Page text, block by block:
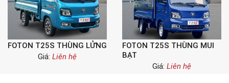
FOTON T25S THÙNG LỬNG
Giá: Liên hệ
FOTON T25S THÙNG MUI
BẠT
Giá: Liên hệ